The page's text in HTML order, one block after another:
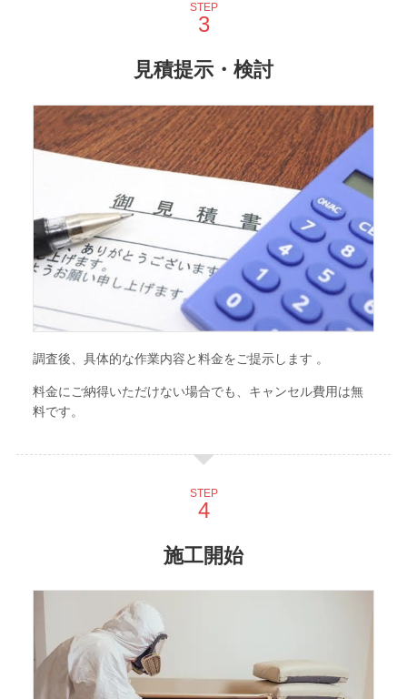
STEP
見積提示・検討
調査後、具体的な作業内容と料金をご提示します 。
料金にご納得いただけない場合でも、キャンセル費用は無
料です。
STEP
施工開始